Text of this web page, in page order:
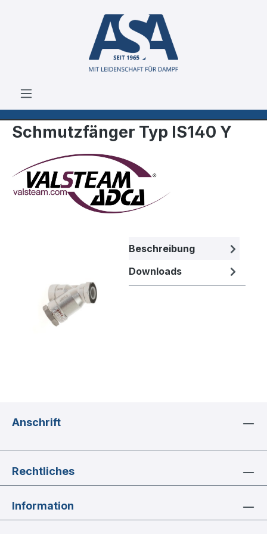
Zum Hauptinhalt springen
Schmutzfänger Typ IS140 Y
Bildergalerie überspringenBeschreibung
Downloads
Anschrift
Rechtliches
Information